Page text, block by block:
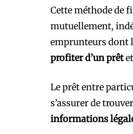
Cette méthode de
mutuellement,
emprunteurs dont
profiter d’un prêt
Le prêt entre
s’assurer de
informations